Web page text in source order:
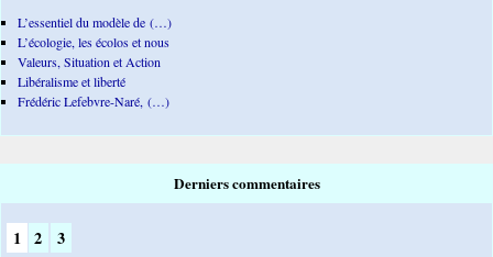
L’essentiel du modèle de (…)
L’écologie, les écolos et nous
Valeurs, Situation et Action
Libéralisme et liberté
Frédéric Lefebvre-Naré, (…)
Derniers commentaires
1 2 3